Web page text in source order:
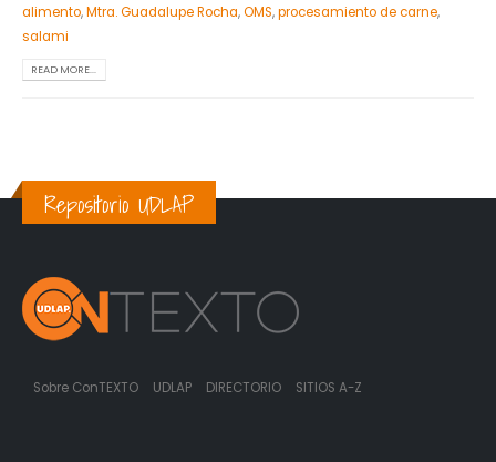
alimento,Mtra. Guadalupe Rocha,OMS,procesamiento de carne,
salami
READ MORE...
Repositorio UDLAP
Sobre ConTEXTO UDLAP DIRECTORIO SITIOS A-Z